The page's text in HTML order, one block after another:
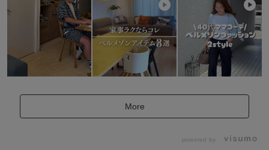
More
powered by